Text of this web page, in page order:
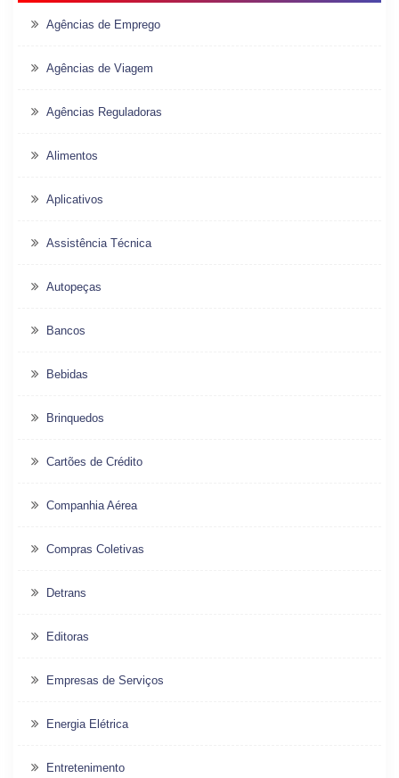
Agências de Emprego
Agências de Viagem
Agências Reguladoras
Alimentos
Aplicativos
Assistência Técnica
Autopeças
Bancos
Bebidas
Brinquedos
Cartões de Crédito
Companhia Aérea
Compras Coletivas
Detrans
Editoras
Empresas de Serviços
Energia Elétrica
Entretenimento